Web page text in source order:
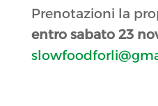
Prenotazioni la
entro sabato 23